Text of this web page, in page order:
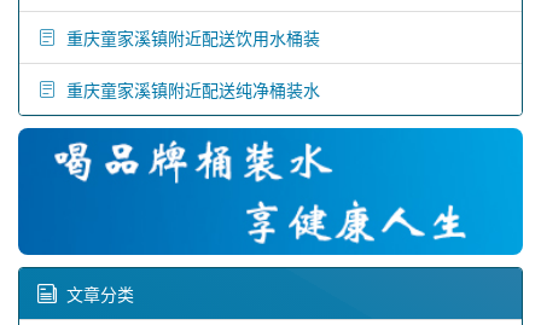
重庆童家溪镇附近配送饮用水桶装
重庆童家溪镇附近配送纯净桶装水
文章分类